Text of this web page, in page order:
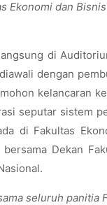
Ekonomi dan
di
dengan
kelancaran
seputar sistem
di Fakultas
Dekan
seluruh panitia